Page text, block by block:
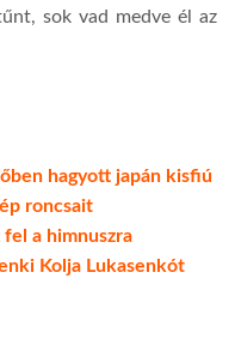
sok vad medve él az
hagyott japán kisfiú
roncsait
a himnuszra
Kolja Lukasenkót